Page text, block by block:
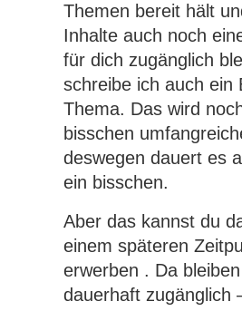
Themen bereit hält
Inhalte auch noch
für dich zugänglich
schreibe ich auch ein
Thema. Das wird
bisschen
deswegen dauert es
ein bisschen.
Aber das kannst du
einem späteren
erwerben . Da
dauerhaft zugänglich